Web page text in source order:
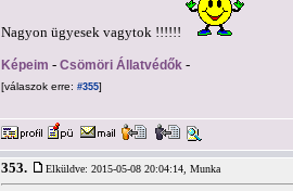
Nagyon ügyesek vagytok !!!!!!
Képeim - Csömöri Állatvédők -
[válaszok erre: #355]
353. Elküldve: 2015-05-08 20:04:14, Munka